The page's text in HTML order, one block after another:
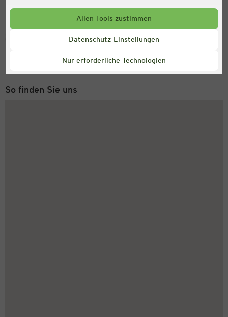
Allen Tools zustimmen
Datenschutz-Einstellungen
Nur erforderliche Technologien
Service Hotline
Montag bis Freitag 8-18 Uhr
So finden Sie uns